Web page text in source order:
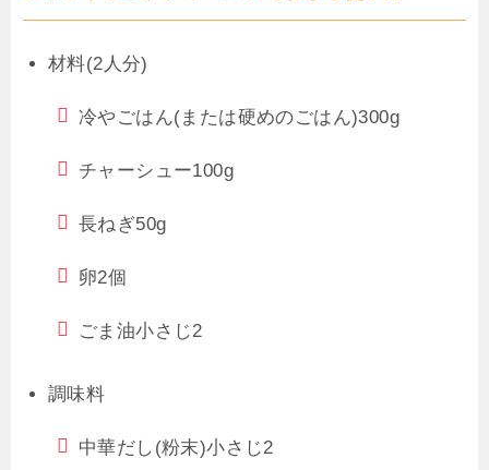
材料(2人分)
冷やごはん(または硬めのごはん)300g
チャーシュー100g
長ねぎ50g
卵2個
ごま油小さじ2
調味料
中華だし(粉末)小さじ2